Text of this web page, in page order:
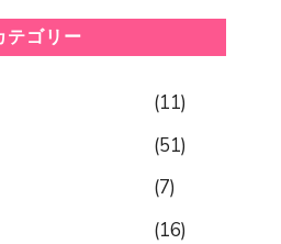
テゴリー
(11)
(51)
(7)
(16)